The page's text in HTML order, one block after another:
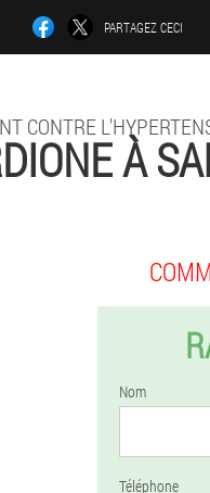
PARTAGEZ CECI
CONTRE
À
Nom
Téléphone